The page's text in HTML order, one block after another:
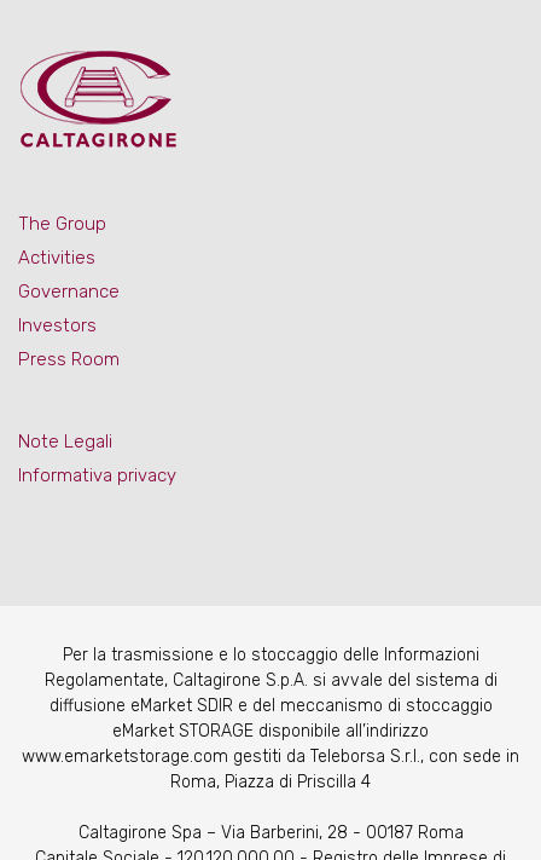
The Group
Activities
Governance
Investors
Press Room
Note Legali
Informativa privacy
Per la trasmissione e lo stoccaggio delle Informazioni
Regolamentate, Caltagirone S.p.A. si avvale del sistema di
diffusione eMarket SDIR e del meccanismo di stoccaggio
eMarket STORAGE disponibile all’indirizzo
www.emarketstorage.com gestiti da Teleborsa S.r.l., con sede in
Roma, Piazza di Priscilla 4
Caltagirone Spa – Via Barberini, 28 - 00187 Roma